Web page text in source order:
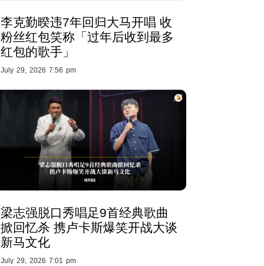
李克勤暌违7年回归大马开唱 收
粉丝红包笑称「过年后收到最多
红包的歌手」
July 29, 2026 7:56 pm
梁志强脱口秀唱足9首经典歌曲
掀回忆杀 携卢卡斯爆笑开战大谈
新马文化
July 29, 2026 7:01 pm